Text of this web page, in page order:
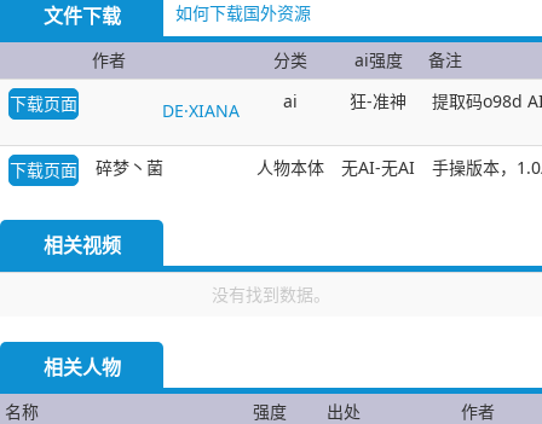
文件下载 如何下载国外资源
作者 分类 ai强度
备注
下载页面
DE·XIANA ai 狂-准神 提取码o98d
下载页面 碎梦丶菌 人物本体 无AI-无AI 手操版本，
相关视频
没有找到数据。
相关人物
名称 强度 出处
作者